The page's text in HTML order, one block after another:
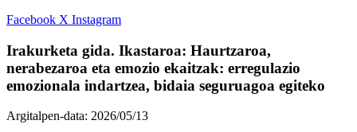
Facebook X Instagram
Irakurketa gida. Ikastaroa: Haurtzaroa,
nerabezaroa eta emozio ekaitzak: erregulazio
emozionala indartzea, bidaia seguruagoa egiteko
Argitalpen-data: 2026/05/13